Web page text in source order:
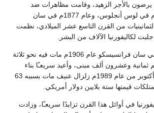
وقامت مظاهرات ضد
الصينيين عام 1871م في لوس أنجلوس، وعام 1877م في سان
التاسع عشر الميلادي، نظمت
من البشر.
حدث زلزال مروِّع في سان فرانسيسكو عام 1906م مات فيه نحو ثلاثة
وأعيد سريعـًا بناء
المدينة. وحدث في أكتوبر من عام 1989م زلزال عنيف مات بسببه 63
دولار أمريكي.
القرن تزايدًا سريعـًا، وزادت